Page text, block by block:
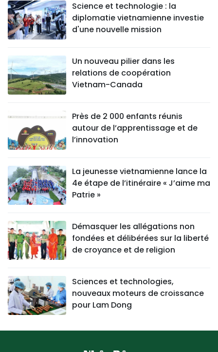
Science et technologie : la
diplomatie vietnamienne investie
d'une nouvelle mission
Un nouveau pilier dans les
relations de coopération
Vietnam-Canada
Près de 2 000 enfants réunis
autour de l’apprentissage et de
l’innovation
La jeunesse vietnamienne lance la
4e étape de l’itinéraire « J’aime ma
Patrie »
Démasquer les allégations non
fondées et délibérées sur la liberté
de croyance et de religion
Sciences et technologies,
nouveaux moteurs de croissance
pour Lam Dong